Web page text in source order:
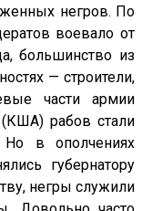
негров. По
воевало от
большинство из
— строители,
части армии
рабов стали
в ополчениях
губернатору
негры служили